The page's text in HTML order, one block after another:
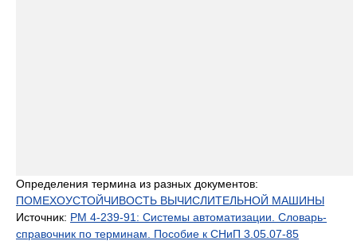
Определения термина из разных документов:
ПОМЕХОУСТОЙЧИВОСТЬ ВЫЧИСЛИТЕЛЬНОЙ МАШИНЫ
Источник: РМ 4-239-91: Системы автоматизации. Словарь-
справочник по терминам. Пособие к СНиП 3.05.07-85